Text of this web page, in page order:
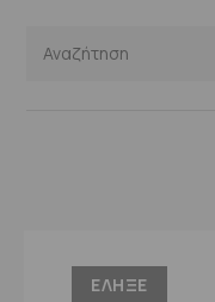
ΕΛΗΞΕ